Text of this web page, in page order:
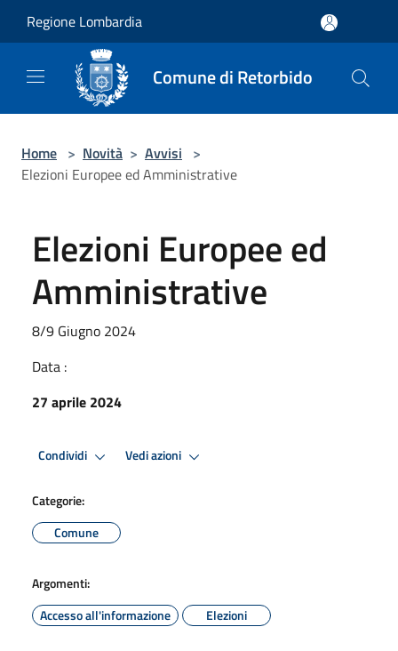
Regione Lombardia
Comune di Retorbido
Home > Novità > Avvisi >
Elezioni Europee ed Amministrative
Elezioni Europee ed
Amministrative
8/9 Giugno 2024
Data :
27 aprile 2024
Condividi Vedi azioni
Categorie:
Comune
Argomenti:
Accesso all'informazione
Elezioni